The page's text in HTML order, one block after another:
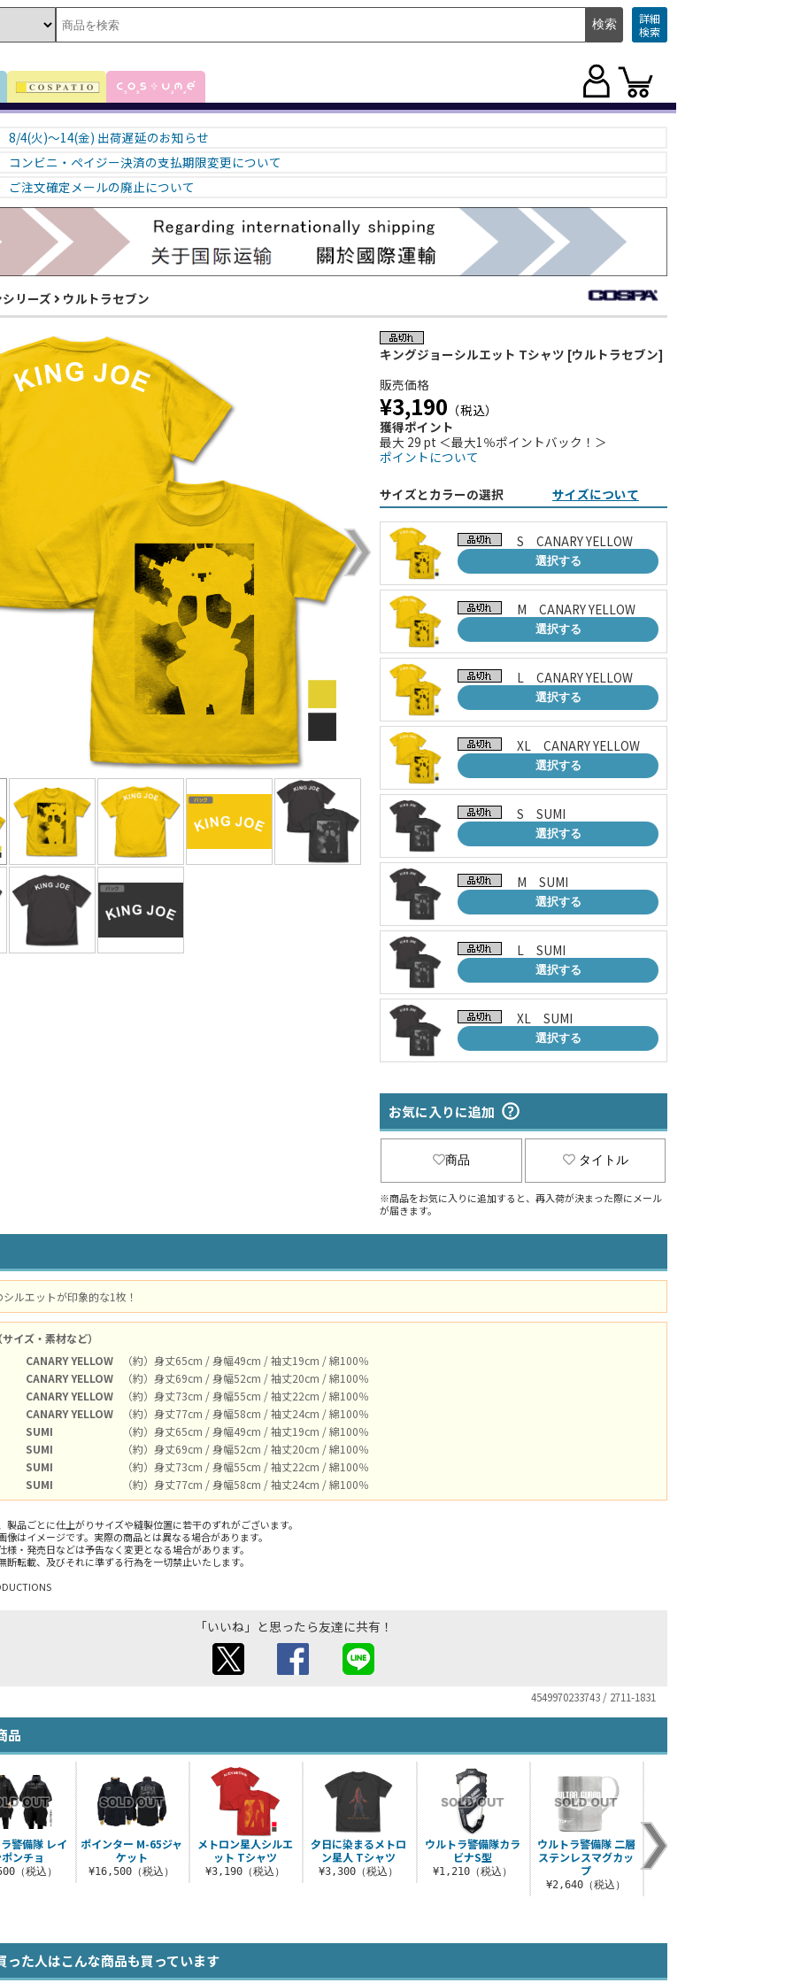
詳細
検索
8/4(火)～14(金) 出荷遅延のお知らせ
コンビニ・ペイジー決済の支払期限変更について
ご注文確定メールの廃止について
リーズ ウルトラセブン
キングジョーシルエット Tシャツ [ウルトラセブン]
販売価格
¥3,190 （税込）
獲得ポイント
最大 29 pt ＜最大1％ポイントバック！＞
ポイントについて
サイズとカラーの選択 サイズについて
S CANARY YELLOW
選択する
M CANARY YELLOW
選択する
L CANARY YELLOW
選択する
XL CANARY YELLOW
選択する
S SUMI
選択する
M SUMI
選択する
L SUMI
選択する
XL SUMI
選択する
お気に入りに追加
商品 タイトル
※商品をお気に入りに追加すると、再入荷が決まった際にメール
が届きます。
ルエットが印象的な1枚！
イズ・素材など）
CANARY YELLOW
（約）身丈65cm / 身幅49cm / 袖丈19cm / 綿100％
CANARY YELLOW
（約）身丈69cm / 身幅52cm / 袖丈20cm / 綿100％
CANARY YELLOW
（約）身丈73cm / 身幅55cm / 袖丈22cm / 綿100％
CANARY YELLOW
（約）身丈77cm / 身幅58cm / 袖丈24cm / 綿100％
SUMI
（約）身丈65cm / 身幅49cm / 袖丈19cm / 綿100％
SUMI
（約）身丈69cm / 身幅52cm / 袖丈20cm / 綿100％
SUMI
（約）身丈73cm / 身幅55cm / 袖丈22cm / 綿100％
SUMI
（約）身丈77cm / 身幅58cm / 袖丈24cm / 綿100％
製品ごとに仕上がりサイズや縫製位置に若干のずれがございます。
像はイメージです。実際の商品とは異なる場合があります。
様・発売日などは予告なく変更となる場合があります。
断転載、及びそれに準ずる行為を一切禁止いたします。
「いいね」と思ったら友達に共有！
4549970233743 / 2711-1831
品
メトロン星人シルエ
ット Tシャツ
¥3,190（税込）
夕日に染まるメトロ
ン星人 Tシャツ
¥3,300（税込）
ウルトラ警備隊カラ
ビナS型
¥1,210（税込）
ウルトラ警備隊 二層
ステンレスマグカッ
プ
¥2,640（税込）
ウルトラ警備隊 デザ
インコーチジャケッ
警備隊 レイ
ンチョ
（税込）
ポインター M-65ジャ
ケット
¥16,500（税込）
った人はこんな商品も買っています